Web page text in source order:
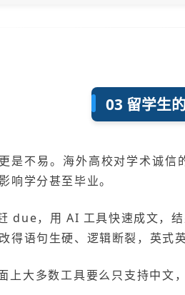
03 留学生
是不易。海外高校对学术诚信
响学分甚至毕业。
due，用 AI 工具快速成文，结
得语句生硬、逻辑断裂，英式
上大多数工具要么只支持中文